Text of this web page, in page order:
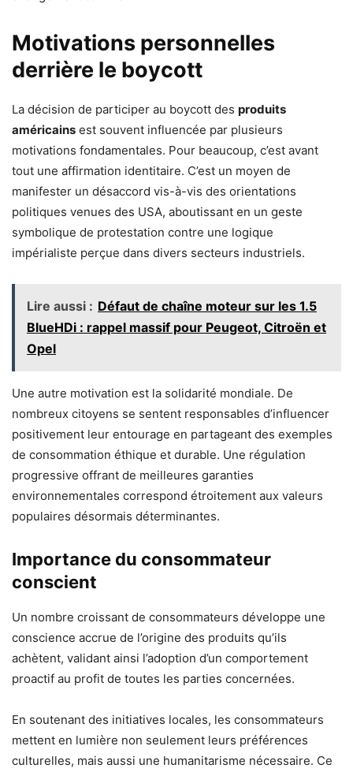
Motivations personnelles
derrière le boycott
La décision de participer au boycott des produits
américains est souvent influencée par plusieurs
motivations fondamentales. Pour beaucoup, c’est avant
tout une affirmation identitaire. C’est un moyen de
manifester un désaccord vis-à-vis des orientations
politiques venues des USA, aboutissant en un geste
symbolique de protestation contre une logique
impérialiste perçue dans divers secteurs industriels.
Lire aussi : Défaut de chaîne moteur sur les 1.5
BlueHDi : rappel massif pour Peugeot, Citroën et
Opel
Une autre motivation est la solidarité mondiale. De
nombreux citoyens se sentent responsables d’influencer
positivement leur entourage en partageant des exemples
de consommation éthique et durable. Une régulation
progressive offrant de meilleures garanties
environnementales correspond étroitement aux valeurs
populaires désormais déterminantes.
Importance du consommateur
conscient
Un nombre croissant de consommateurs développe une
conscience accrue de l’origine des produits qu’ils
achètent, validant ainsi l’adoption d’un comportement
proactif au profit de toutes les parties concernées.
En soutenant des initiatives locales, les consommateurs
mettent en lumière non seulement leurs préférences
culturelles, mais aussi une humanitarisme nécessaire. Ce